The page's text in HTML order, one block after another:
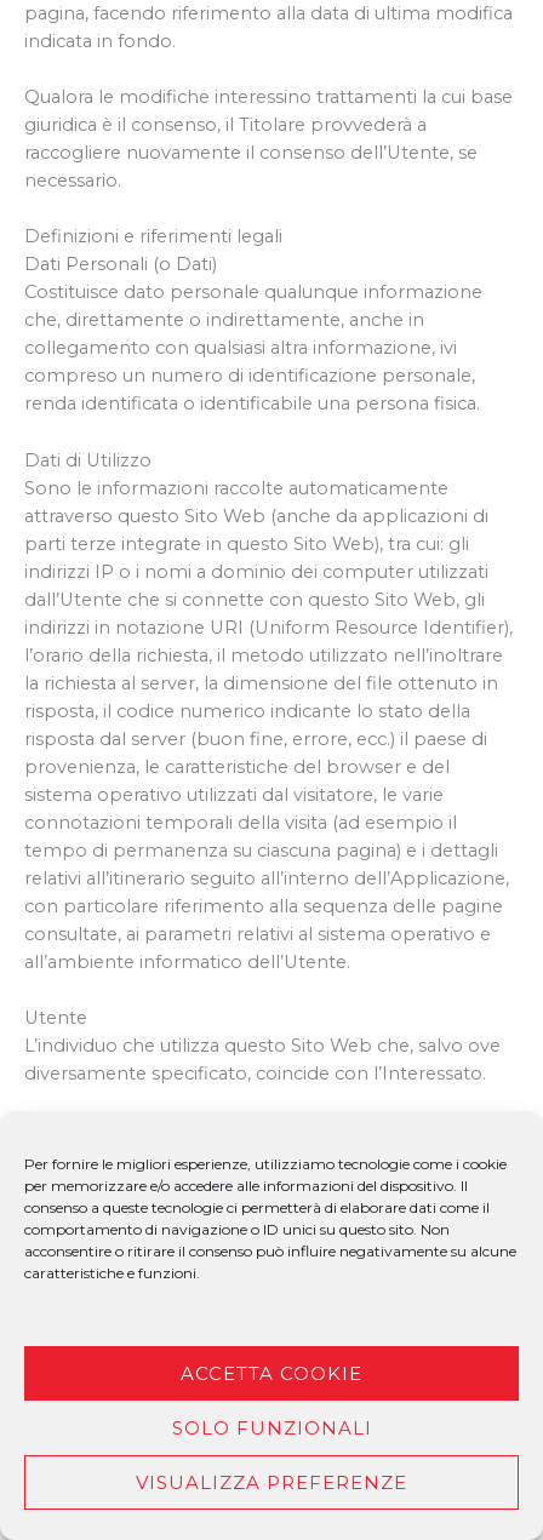
Per fornire le migliori esperienze, utilizziamo tecnologie come i cookie
per memorizzare e/o accedere alle informazioni del dispositivo. Il
consenso a queste tecnologie ci permetterà di elaborare dati come il
comportamento di navigazione o ID unici su questo sito. Non
acconsentire o ritirare il consenso può influire negativamente su alcune
caratteristiche e funzioni.
ACCETTA COOKIE
SOLO FUNZIONALI
VISUALIZZA PREFERENZE
pagina, facendo riferimento alla data di ultima modifica
indicata in fondo.
Qualora le modifiche interessino trattamenti la cui base
giuridica è il consenso, il Titolare provvederà a
raccogliere nuovamente il consenso dell’Utente, se
necessario.
Definizioni e riferimenti legali
Dati Personali (o Dati)
Costituisce dato personale qualunque informazione
che, direttamente o indirettamente, anche in
collegamento con qualsiasi altra informazione, ivi
compreso un numero di identificazione personale,
renda identificata o identificabile una persona fisica.
Dati di Utilizzo
Sono le informazioni raccolte automaticamente
attraverso questo Sito Web (anche da applicazioni di
parti terze integrate in questo Sito Web), tra cui: gli
indirizzi IP o i nomi a dominio dei computer utilizzati
dall’Utente che si connette con questo Sito Web, gli
indirizzi in notazione URI (Uniform Resource Identifier),
l’orario della richiesta, il metodo utilizzato nell’inoltrare
la richiesta al server, la dimensione del file ottenuto in
risposta, il codice numerico indicante lo stato della
risposta dal server (buon fine, errore, ecc.) il paese di
provenienza, le caratteristiche del browser e del
sistema operativo utilizzati dal visitatore, le varie
connotazioni temporali della visita (ad esempio il
tempo di permanenza su ciascuna pagina) e i dettagli
relativi all’itinerario seguito all’interno dell’Applicazione,
con particolare riferimento alla sequenza delle pagine
consultate, ai parametri relativi al sistema operativo e
all’ambiente informatico dell’Utente.
Utente
L’individuo che utilizza questo Sito Web che, salvo ove
diversamente specificato, coincide con l’Interessato.
La persona fisica cui si riferiscono i Dati Personali.
Responsabile del Trattamento (o Responsabile)
La persona fisica, giuridica, la pubblica amministrazione
e qualsiasi altro ente che tratta dati personali per conto
Titolare del Trattamento (o Titolare)
servizio o altro organismo che, singolarmente o
trattamento di dati personali e gli strumenti adottati, ivi